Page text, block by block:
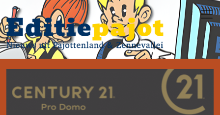
Overslaan en naar de inhoud gaan